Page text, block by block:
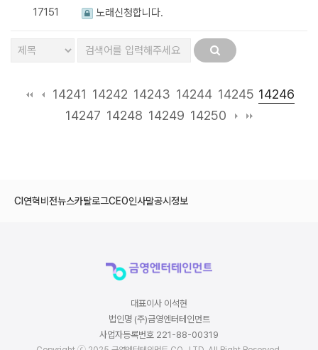
17151 노래신청합니다.
14241 14242 14243 14244 14245 14246
14247 14248 14249 14250
CI 연혁비전뉴스카탈로그CEO인사말공시정보
대표이사 이석현
법인명 (주)금영엔터테인먼트
사업자등록번호 221-88-00319